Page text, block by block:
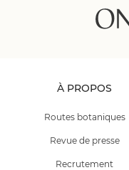
À PROPOS
Routes botaniques
Revue de presse
Recrutement